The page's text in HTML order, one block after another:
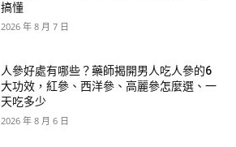
搞懂
2026 年 8 月 7 日
人參好處有哪些？藥師揭開男人吃人參的6
大功效，紅參、西洋參、高麗參怎麼選、一
天吃多少
2026 年 8 月 6 日